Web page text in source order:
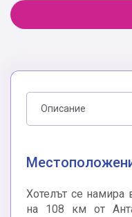
Описание
Хотелът се намира
на 108 км от